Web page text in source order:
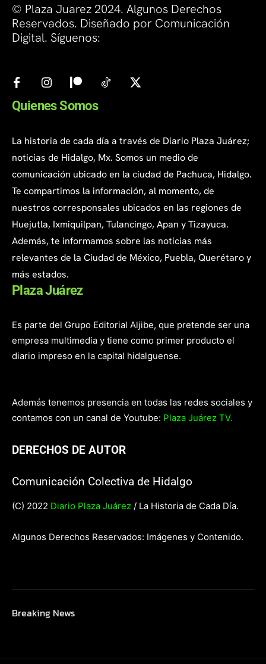
© Plaza Juarez 2024. Algunos Derechos
Reservados. Diseñado por Comunicación
Digital. Síguenos:
Quienes Somos
La historia de cada día a través de Diario Plaza Juárez;
noticias de Hidalgo, Mx. Somos un medio de
comunicación ubicado en la ciudad de Pachuca, Hidalgo.
Te compartimos la información, al momento, de
nuestros corresponsales ubicados en las regiones de
Huejutla, Ixmiquilpan, Tulancingo, Apan y Tizayuca.
Además, te informamos sobre las noticias más
relevantes de la Ciudad de México, Puebla, Querétaro y
más estados.
Plaza Juárez
Es parte del Grupo Editorial Aljibe, que pretende ser una
empresa multimedia y tiene como primer producto el
diario impreso en la capital hidalguense.
Además tenemos presencia en todas las redes sociales y
contamos con un canal de Youtube: Plaza Juárez TV.
DERECHOS DE AUTOR
Comunicación Colectiva de Hidalgo
(C) 2022 Diario Plaza Juárez / La Historia de Cada Día.
Algunos Derechos Reservados: Imágenes y Contenido.
Breaking News